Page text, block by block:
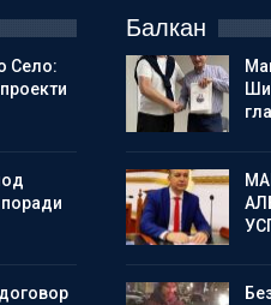
Село:
Балкан